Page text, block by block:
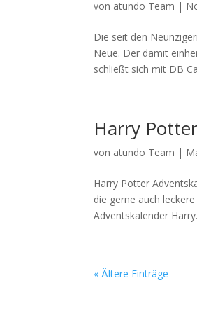
von atundo Team |
Die seit den
Neue. Der damit
schließt sich mit DB
Harry
von atundo Team |
Harry Potter
die gerne auch
Adventskalender
« Ältere Einträge